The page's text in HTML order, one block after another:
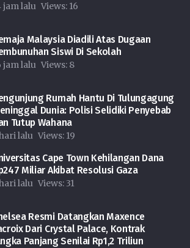
jam lalu Views: 16
Malaysia Diadili Atas Dugaan
Siswi Di Sekolah
jam lalu Views: 8
Rumah Hantu Di Tulungagung
Dunia: Polisi Selidiki Penyebab
Tutup Wahana
lalu Views: 19
Cape Town Kehilangan Dana
Miliar Akibat Resolusi Gaza
lalu Views: 31
Resmi Datangkan Maxence
Dari Crystal Palace, Kontrak
Panjang Senilai Rp1,2 Triliun